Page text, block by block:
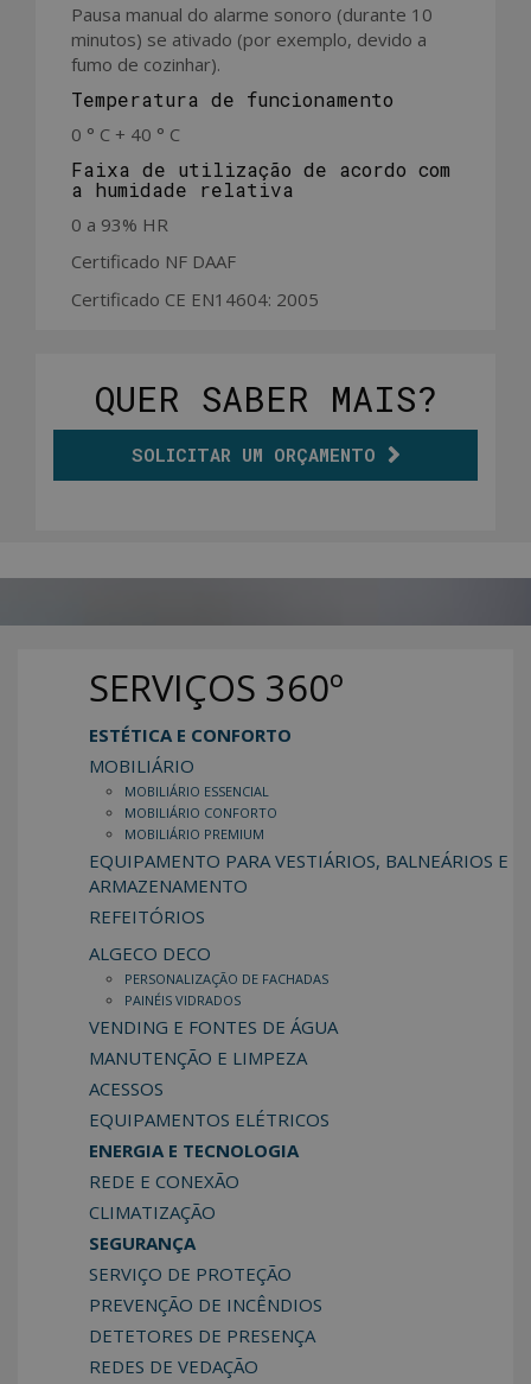
Pausa manual do alarme sonoro (durante 10
minutos) se ativado (por exemplo, devido a
fumo de cozinhar).
Temperatura de funcionamento
0 ° C + 40 ° C
Faixa de utilização de acordo com
a humidade relativa
0 a 93% HR
Certificado NF DAAF
Certificado CE EN14604: 2005
QUER SABER MAIS?
SOLICITAR UM ORÇAMENTO
SERVIÇOS 360º
ESTÉTICA E CONFORTO
MOBILIÁRIO
MOBILIÁRIO ESSENCIAL
MOBILIÁRIO CONFORTO
MOBILIÁRIO PREMIUM
EQUIPAMENTO PARA VESTIÁRIOS, BALNEÁRIOS E
ARMAZENAMENTO
REFEITÓRIOS
ALGECO DECO
PERSONALIZAÇÃO DE FACHADAS
PAINÉIS VIDRADOS
VENDING E FONTES DE ÁGUA
MANUTENÇÃO E LIMPEZA
ACESSOS
EQUIPAMENTOS ELÉTRICOS
ENERGIA E TECNOLOGIA
REDE E CONEXÃO
CLIMATIZAÇÃO
SEGURANÇA
SERVIÇO DE PROTEÇÃO
PREVENÇÃO DE INCÊNDIOS
DETETORES DE PRESENÇA
REDES DE VEDAÇÃO